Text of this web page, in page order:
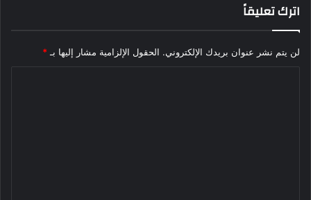
اترك تعليقاً
لن يتم نشر عنوان بريدك الإلكتروني. الحقول الإلزامية مشار إليها بـ *